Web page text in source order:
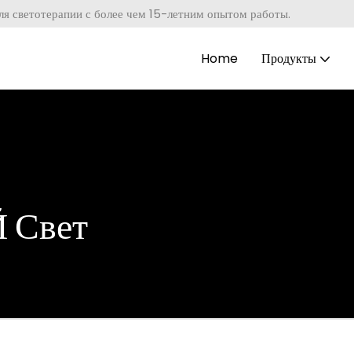
светотерапии с более чем 15-летним опытом работы.
Home Продукты
Свет